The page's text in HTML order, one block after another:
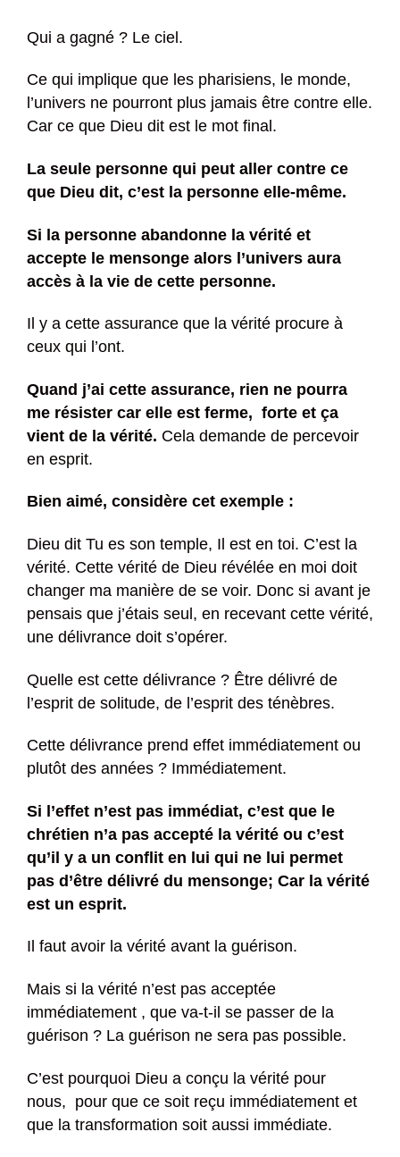
Qui a gagné ? Le ciel.
Ce qui implique que les pharisiens, le monde,
l’univers ne pourront plus jamais être contre elle.
Car ce que Dieu dit est le mot final.
La seule personne qui peut aller contre ce
que Dieu dit, c’est la personne elle-même.
Si la personne abandonne la vérité et
accepte le mensonge alors l’univers aura
accès à la vie de cette personne.
Il y a cette assurance que la vérité procure à
ceux qui l’ont.
Quand j’ai cette assurance, rien ne pourra
me résister car elle est ferme, forte et ça
vient de la vérité. Cela demande de percevoir
en esprit.
Bien aimé, considère cet exemple :
Dieu dit Tu es son temple, Il est en toi. C’est la
vérité. Cette vérité de Dieu révélée en moi doit
changer ma manière de se voir. Donc si avant je
pensais que j’étais seul, en recevant cette vérité,
une délivrance doit s’opérer.
Quelle est cette délivrance ? Être délivré de
l’esprit de solitude, de l’esprit des ténèbres.
Cette délivrance prend effet immédiatement ou
plutôt des années ? Immédiatement.
Si l’effet n’est pas immédiat, c’est que le
chrétien n’a pas accepté la vérité ou c’est
qu’il y a un conflit en lui qui ne lui permet
pas d’être délivré du mensonge; Car la vérité
est un esprit.
Il faut avoir la vérité avant la guérison.
Mais si la vérité n’est pas acceptée
immédiatement , que va-t-il se passer de la
guérison ? La guérison ne sera pas possible.
C’est pourquoi Dieu a conçu la vérité pour
nous, pour que ce soit reçu immédiatement et
que la transformation soit aussi immédiate.